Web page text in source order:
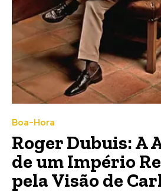
Boa-Hora
Roger Dubuis: A
de um Império
pela Visão de